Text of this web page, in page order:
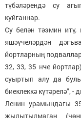
түбәләрендә су
куйганнар.
Су белән тәэмин итү,
яшәүчеләрдән
йортларның
32, 33, 35 нче
суыртып алу да
биеклеккә күтәрелә", -
Ленин урамындагы
җылытылмаган